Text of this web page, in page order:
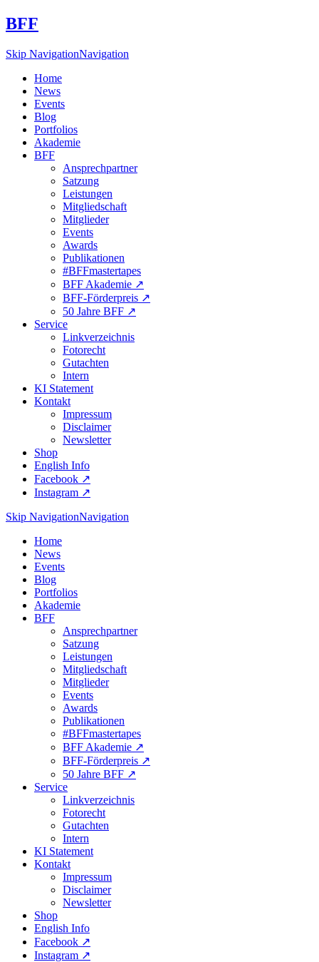
BFF
Skip NavigationNavigation
Home
News
Events
Blog
Portfolios
Akademie
BFF
Ansprechpartner
Satzung
Leistungen
Mitgliedschaft
Mitglieder
Events
Awards
Publikationen
#BFFmastertapes
BFF Akademie ↗︎
BFF-Förderpreis ↗︎
50 Jahre BFF ↗︎
Service
Linkverzeichnis
Fotorecht
Gutachten
Intern
KI Statement
Kontakt
Impressum
Disclaimer
Newsletter
Shop
English Info
Facebook ↗︎
Instagram ↗︎
Skip NavigationNavigation
Home
News
Events
Blog
Portfolios
Akademie
BFF
Ansprechpartner
Satzung
Leistungen
Mitgliedschaft
Mitglieder
Events
Awards
Publikationen
#BFFmastertapes
BFF Akademie ↗︎
BFF-Förderpreis ↗︎
50 Jahre BFF ↗︎
Service
Linkverzeichnis
Fotorecht
Gutachten
Intern
KI Statement
Kontakt
Impressum
Disclaimer
Newsletter
Shop
English Info
Facebook ↗︎
Instagram ↗︎